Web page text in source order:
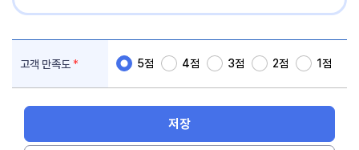
고객 만족도 * 5점 4점 3점 2점 1점
저장